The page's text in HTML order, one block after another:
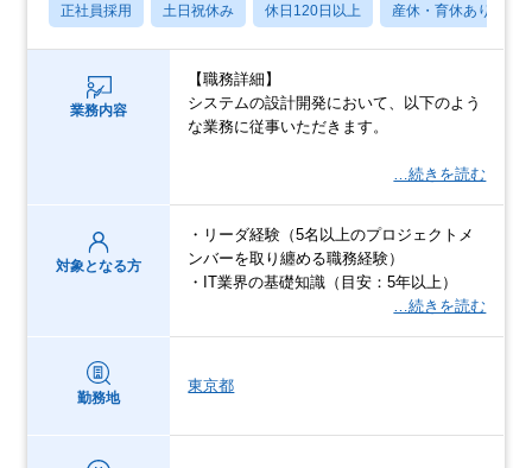
正社員採用 土日祝休み 休日120日以上 産休・育休あり
業務内容
【職務詳細】
システムの設計開発において、以下のよう
な業務に従事いただきます。
…続きを読む
対象となる方
・リーダ経験（5名以上のプロジェクトメ
ンバーを取り纏める職務経験）
・IT業界の基礎知識（目安：5年以上）
…続きを読む
勤務地
東京都